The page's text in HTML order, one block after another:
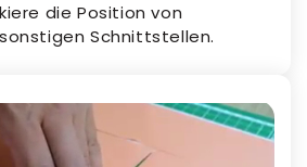
die Position von
Schnittstellen.